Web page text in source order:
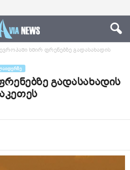
ევროპაში ხშირ ფრენებზე გადასახადის
გადასახადის